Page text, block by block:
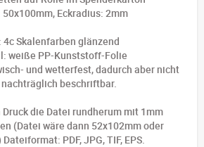
50x100mm, Eckradius: 2mm
4c Skalenfarben glänzend
weiße PP-Kunststoff-Folie
und wetterfest, dadurch aber nicht
nachträglich beschriftbar.
die Datei rundherum mit 1mm
(Datei wäre dann 52x102mm oder
PDF, JPG, TIF, EPS.